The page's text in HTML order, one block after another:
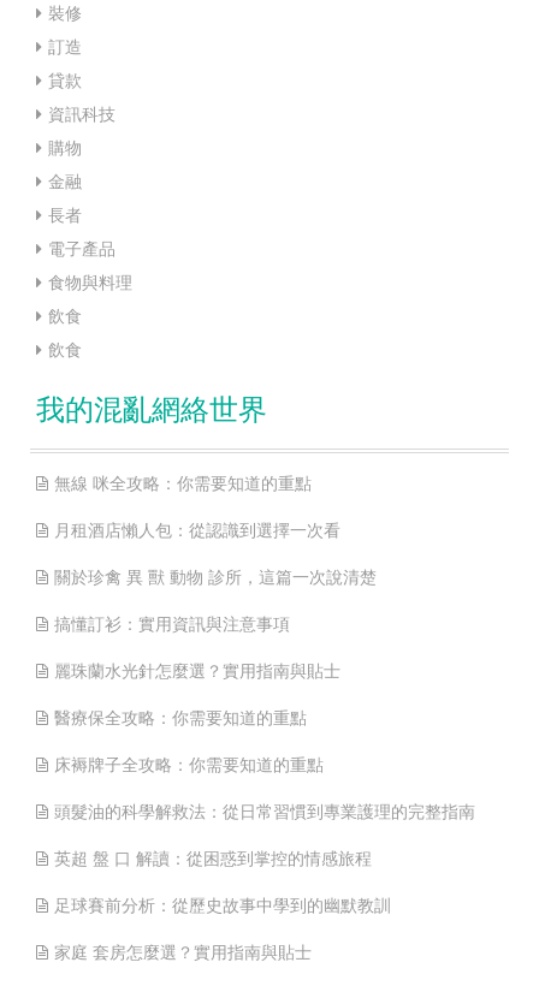
裝修
訂造
貸款
資訊科技
購物
金融
長者
電子產品
食物與料理
飲食
飲食
我的混亂網絡世界
無線 咪全攻略：你需要知道的重點
月租酒店懶人包：從認識到選擇一次看
關於珍禽 異 獸 動物 診所，這篇一次說清楚
搞懂訂衫：實用資訊與注意事項
麗珠蘭水光針怎麼選？實用指南與貼士
醫療保全攻略：你需要知道的重點
床褥牌子全攻略：你需要知道的重點
頭髮油的科學解救法：從日常習慣到專業護理的完整指南
英超 盤 口 解讀：從困惑到掌控的情感旅程
足球賽前分析：從歷史故事中學到的幽默教訓
家庭 套房怎麼選？實用指南與貼士